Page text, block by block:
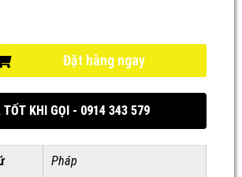
Đặt hàng ngay
TỐT KHI GỌI - 0914 343 579
Pháp